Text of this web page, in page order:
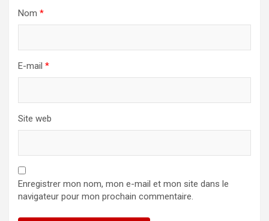
Nom *
E-mail *
Site web
Enregistrer mon nom, mon e-mail et mon site dans le
navigateur pour mon prochain commentaire.